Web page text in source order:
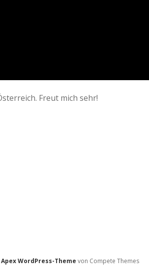
Freut mich sehr!
Apex WordPress-Theme von Compete Themes